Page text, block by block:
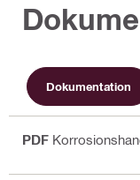
Dokumentation
PDF